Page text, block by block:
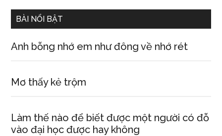
Lộc
BÀI NỔI BẬT
Anh bỗng nhớ em như đông về nhớ rét
Mơ thấy kẻ trộm
Làm thế nào để biết được một người có đỗ
vào đại học được hay không